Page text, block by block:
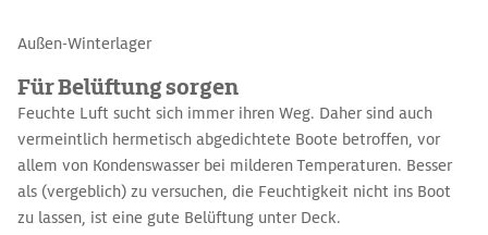
Außen-Winterlager
Für Belüftung sorgen
Feuchte Luft sucht sich immer ihren Weg. Daher sind auch
vermeintlich hermetisch abgedichtete Boote betroffen, vor
allem von Kondenswasser bei milderen Temperaturen. Besser
als (vergeblich) zu versuchen, die Feuchtigkeit nicht ins Boot
zu lassen, ist eine gute Belüftung unter Deck.